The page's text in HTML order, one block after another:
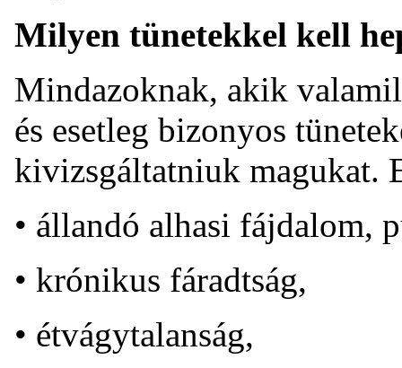
Milyen tünetekkel kell
Mindazoknak, akik
és esetleg bizonyos
kivizsgáltatniuk magukat.
• állandó alhasi fájdalom,
• krónikus fáradtság,
• étvágytalanság,